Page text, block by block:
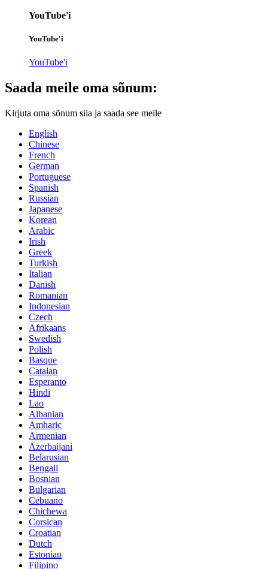
YouTube'i
YouTube'i
YouTube'i
Saada meile oma sõnum:
Kirjuta oma sõnum siia ja saada see meile
English
Chinese
French
German
Portuguese
Spanish
Russian
Japanese
Korean
Arabic
Irish
Greek
Turkish
Italian
Danish
Romanian
Indonesian
Czech
Afrikaans
Swedish
Polish
Basque
Catalan
Esperanto
Hindi
Lao
Albanian
Amharic
Armenian
Azerbaijani
Belarusian
Bengali
Bosnian
Bulgarian
Cebuano
Chichewa
Corsican
Croatian
Dutch
Estonian
Filipino